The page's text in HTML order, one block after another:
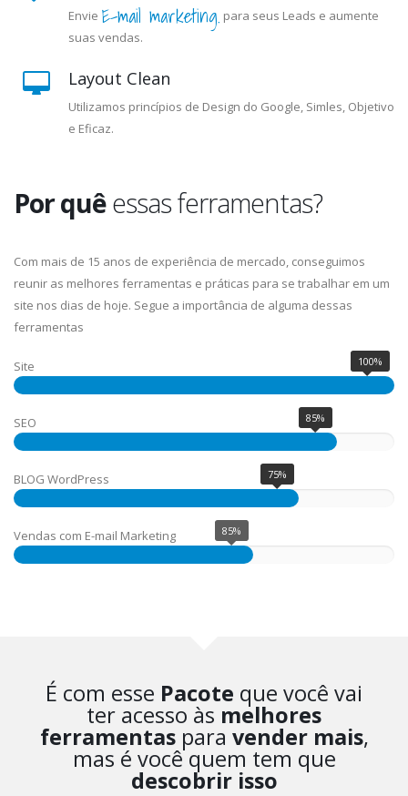
Envie E-mail marketing. para seus Leads e aumente
suas vendas.
Layout Clean
Utilizamos princípios de Design do Google, Simles, Objetivo
e Eficaz.
Por quêessas ferramentas?
Com mais de 15 anos de experiência de mercado, conseguimos
reunir as melhores ferramentas e práticas para se trabalhar em um
site nos dias de hoje. Segue a importância de alguma dessas
ferramentas
Site 100%
SEO 85%
BLOG WordPress 75%
Vendas com E-mail Marketing
É com esse Pacote que você vai
ter acesso às melhores
ferramentaspara vender mais,
mas é você quem tem que
descobrir isso